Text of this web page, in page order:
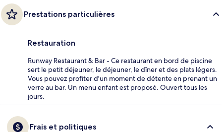
Prestations particulières
Restauration
Runway Restaurant & Bar - Ce restaurant en bord de piscine
sert le petit déjeuner, le déjeuner, le dîner et des plats légers.
Vous pouvez profiter d'un moment de détente en prenant un
verre au bar. Un menu enfant est proposé. Ouvert tous les
jours.
Frais et politiques